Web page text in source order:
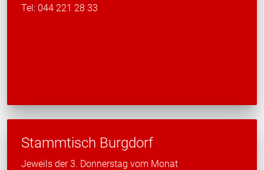
Tel: 044 221 28 33
Stammtisch Burgdorf
Jeweils der 3. Donnerstag vom Monat